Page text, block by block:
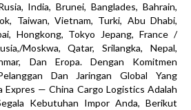
India, Brunei, Banglades, Bahrain,
Taiwan, Vietnam, Turki, Abu Dhabi,
Hongkong, Tokyo Jepang, France /
Moskwa, Qatar, Srilangka, Nepal,
Dan Eropa. Dengan Komitmen
Dan Jaringan Global Yang
Expres — China Cargo Logistics Adalah
Kebutuhan Impor Anda, Berikut